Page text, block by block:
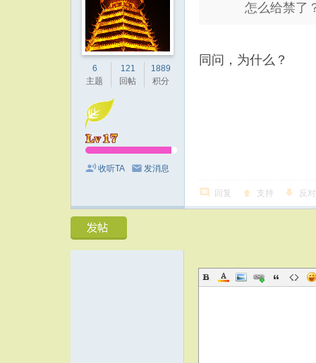
6
主题
121
回帖
1889
积分
收听TA 发消息
怎么给禁了
同问，为什么？
回复 支持 反对